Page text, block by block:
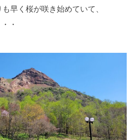
早く桜が咲き始めていて、
・